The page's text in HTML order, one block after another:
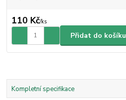
110 Kč/ks
Přidat do košíku
Kompletní specifikace